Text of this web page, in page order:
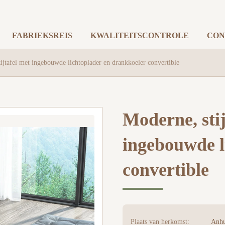
FABRIEKSREIS KWALITEITSCONTROLE
met ingebouwde lichtoplader en drankkoeler convertible
Moderne,
ingebouwde
convertible
Plaats van herkomst: